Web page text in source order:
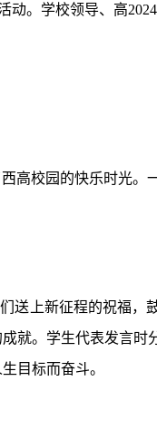
。学校领导、高
高校园的快乐时光
送上新征程的祝福
就。学生代表发言
目标而奋斗。